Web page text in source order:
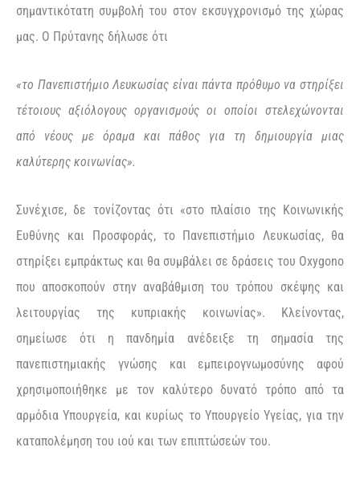
σημαντικότατη συμβολή του στον εκσυγχρονισμό της χώρας
μας. Ο Πρύτανης δήλωσε ότι
«το Πανεπιστήμιο Λευκωσίας είναι πάντα πρόθυμο να στηρίξει
τέτοιους αξιόλογους οργανισμούς οι οποίοι στελεχώνονται
από νέους με όραμα και πάθος για τη δημιουργία μιας
καλύτερης κοινωνίας».
Συνέχισε, δε τονίζοντας ότι «στο πλαίσιο της Κοινωνικής
Ευθύνης και Προσφοράς, το Πανεπιστήμιο Λευκωσίας, θα
στηρίξει εμπράκτως και θα συμβάλει σε δράσεις του Oxygono
που αποσκοπούν στην αναβάθμιση του τρόπου σκέψης και
λειτουργίας της κυπριακής κοινωνίας». Κλείνοντας,
σημείωσε ότι η πανδημία ανέδειξε τη σημασία της
πανεπιστημιακής γνώσης και εμπειρογνωμοσύνης αφού
χρησιμοποιήθηκε με τον καλύτερο δυνατό τρόπο από τα
αρμόδια Υπουργεία, και κυρίως το Υπουργείο Υγείας, για την
καταπολέμηση του ιού και των επιπτώσεών του.